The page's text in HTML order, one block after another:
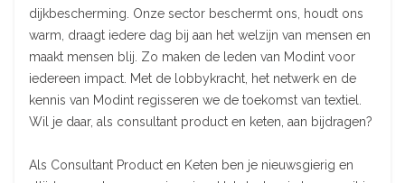
dijkbescherming. Onze sector beschermt ons, houdt ons
warm, draagt iedere dag bij aan het welzijn van mensen en
maakt mensen blij. Zo maken de leden van Modint voor
iedereen impact. Met de lobbykracht, het netwerk en de
kennis van Modint regisseren we de toekomst van textiel.
Wil je daar, als consultant product en keten, aan bijdragen?
Als Consultant Product en Keten ben je nieuwsgierig en